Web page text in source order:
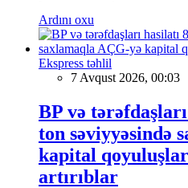
Ardını oxu
Ekspress təhlil
7 Avqust 2026, 00:03
BP və
ton səviyyəsində
kapital
artırıblar